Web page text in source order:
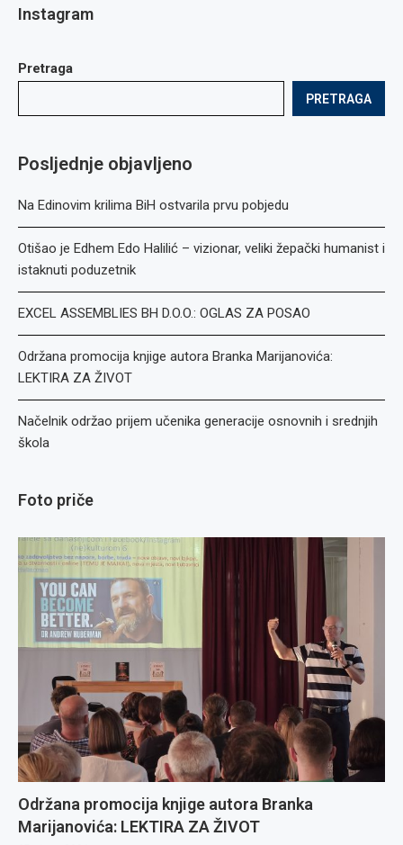
Instagram
Pretraga
PRETRAGA
Posljednje objavljeno
Na Edinovim krilima BiH ostvarila prvu pobjedu
Otišao je Edhem Edo Halilić – vizionar, veliki žepački humanist i
istaknuti poduzetnik
EXCEL ASSEMBLIES BH D.O.O.: OGLAS ZA POSAO
Održana promocija knjige autora Branka Marijanovića:
LEKTIRA ZA ŽIVOT
Načelnik održao prijem učenika generacije osnovnih i srednjih
škola
Foto priče
Održana promocija knjige autora Branka
Marijanovića: LEKTIRA ZA ŽIVOT